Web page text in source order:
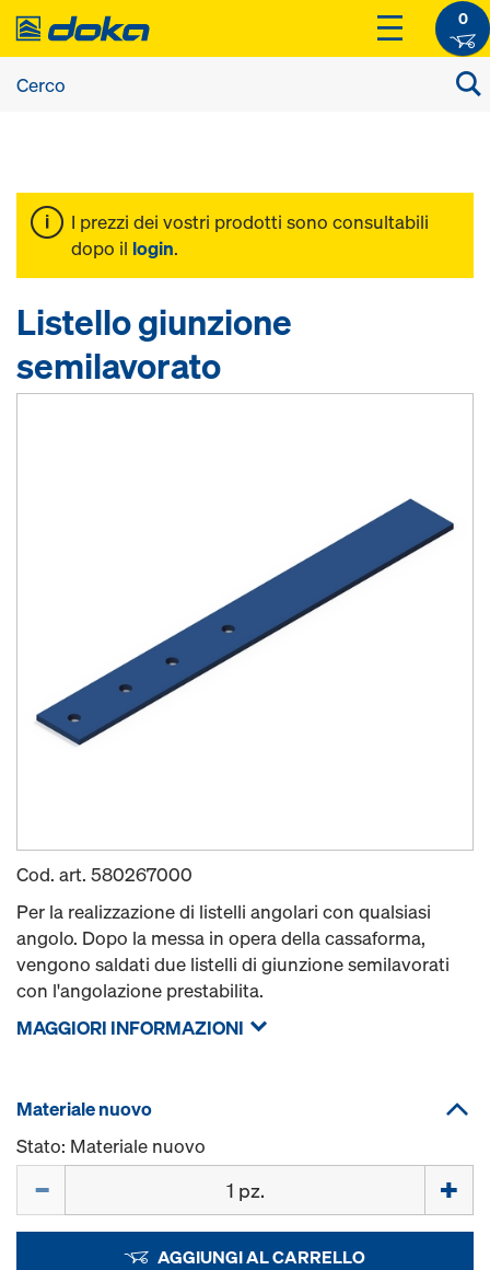
0
I prezzi dei vostri prodotti sono consultabili
dopo il login.
Listello giunzione
semilavorato
Cod. art. 580267000
Per la realizzazione di listelli angolari con qualsiasi
angolo. Dopo la messa in opera della cassaforma,
vengono saldati due listelli di giunzione semilavorati
con l'angolazione prestabilita.
MAGGIORI INFORMAZIONI
Materiale nuovo
Stato: Materiale nuovo
AGGIUNGI AL CARRELLO